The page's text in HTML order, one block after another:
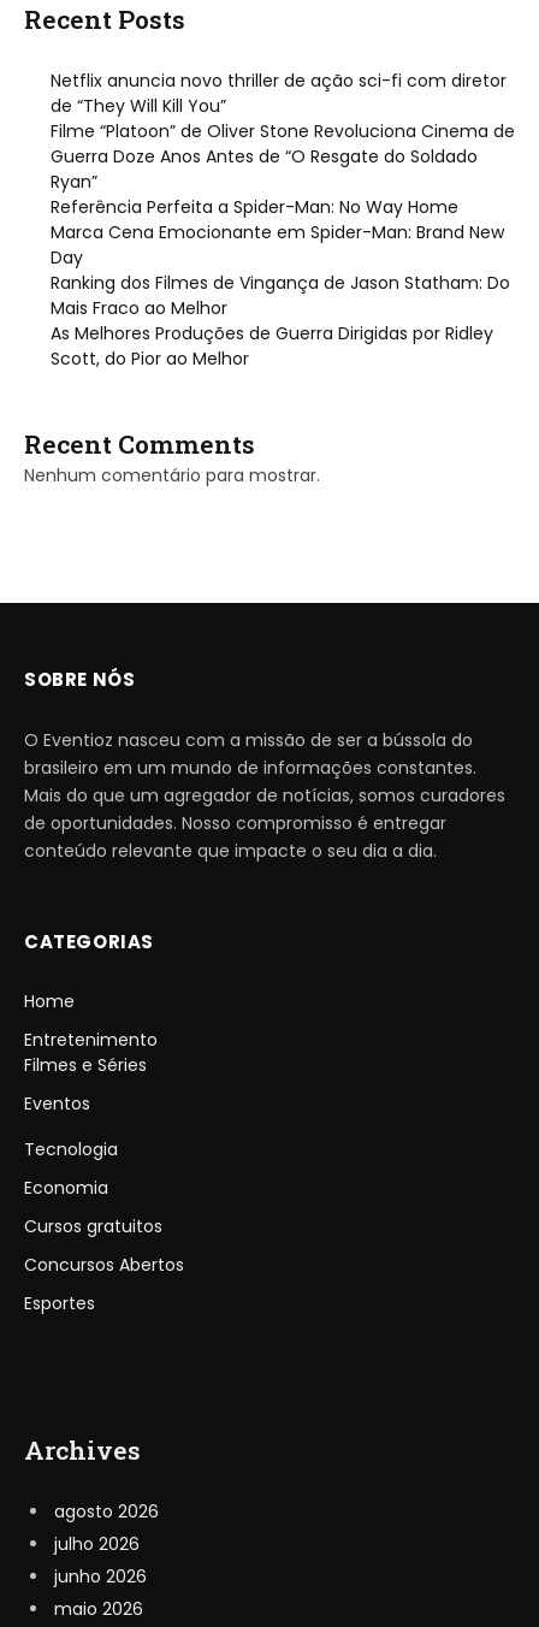
Recent Posts
Netflix anuncia novo thriller de ação sci-fi com diretor
de “They Will Kill You”
Filme “Platoon” de Oliver Stone Revoluciona Cinema de
Guerra Doze Anos Antes de “O Resgate do Soldado
Ryan”
Referência Perfeita a Spider-Man: No Way Home
Marca Cena Emocionante em Spider-Man: Brand New
Day
Ranking dos Filmes de Vingança de Jason Statham: Do
Mais Fraco ao Melhor
As Melhores Produções de Guerra Dirigidas por Ridley
Scott, do Pior ao Melhor
Recent Comments
Nenhum comentário para mostrar.
SOBRE NÓS
O Eventioz nasceu com a missão de ser a bússola do
brasileiro em um mundo de informações constantes.
Mais do que um agregador de notícias, somos curadores
de oportunidades. Nosso compromisso é entregar
conteúdo relevante que impacte o seu dia a dia.
CATEGORIAS
Home
Entretenimento
Filmes e Séries
Eventos
Tecnologia
Economia
Cursos gratuitos
Concursos Abertos
Esportes
Archives
agosto 2026
julho 2026
junho 2026
maio 2026